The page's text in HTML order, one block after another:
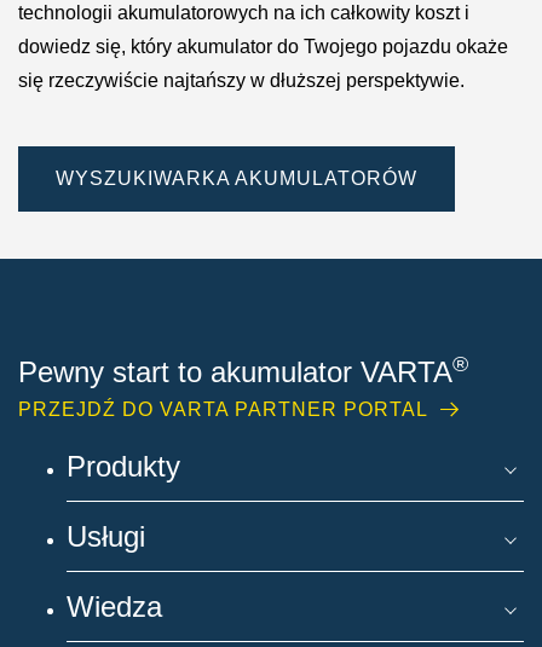
technologii akumulatorowych na ich całkowity koszt i
dowiedz się, który akumulator do Twojego pojazdu okaże
się rzeczywiście najtańszy w dłuższej perspektywie.
WYSZUKIWARKA AKUMULATORÓW
Pewny start to akumulator VARTA®
PRZEJDŹ DO VARTA PARTNER PORTAL
Produkty
Usługi
Wiedza